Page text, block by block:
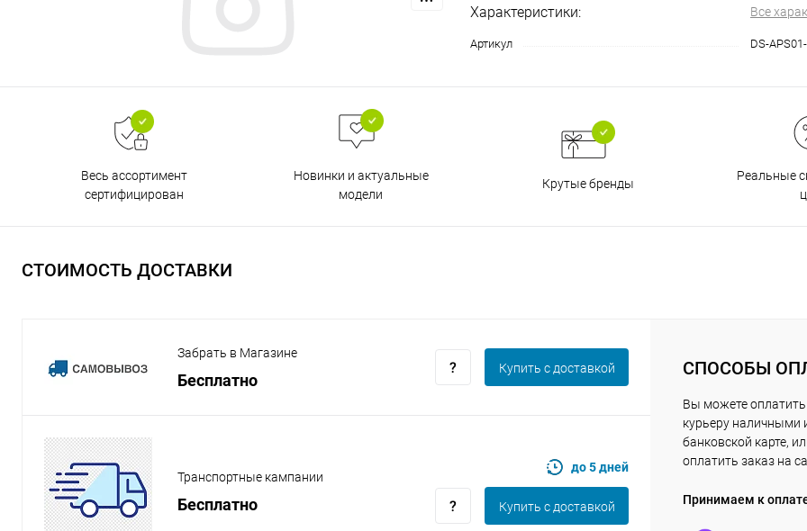
Характеристики: Все
Артикул DS-
Весь ассортимент
сертифицирован
Новинки и актуальные
модели
Крутые бренды
Реальные
СТОИМОСТЬ ДОСТАВКИ
Забрать в Магазине
Бесплатно
Купить c доставкой
Транспортные кампании
Бесплатно
до 5 дней
Купить c доставкой
СПОСОБЫ
Вы можете оплатить
курьеру наличными
банковской карте,
оплатить заказ на
Принимаем к
на частибез переплат
График платежей
25
25 % картой любого банка
выбранный способом
Оставшиеся
списываться
с вашей картыпо25%каждые 2 недели